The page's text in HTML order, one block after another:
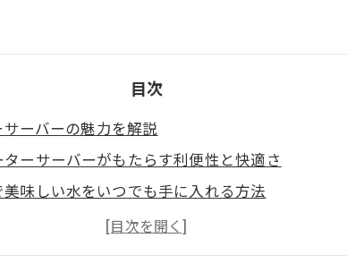
目次
ーバーの魅力を解説
ターサーバーがもたらす利便性と快適さ
美味しい水をいつでも手に入れる方法
ン性が高まるウォーターサーバーの選び方
を豊かにするウォーターサーバーの活用術